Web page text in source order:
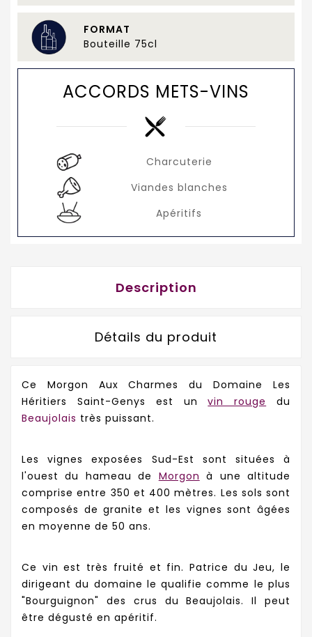
FORMAT
Bouteille 75cl
ACCORDS METS-VINS
Charcuterie
Viandes blanches
Apéritifs
Description
Détails du produit
Ce Morgon Aux Charmes du Domaine Les
Héritiers Saint-Genys est unvin rouge
du
Beaujolais très puissant.
Les vignes exposées Sud-Est sont situées à
l'ouest du hameau de Morgon à une altitude
comprise entre 350 et 400 mètres. Les sols sont
composés de granite et les vignes sont âgées
en moyenne de 50 ans.
Ce vin est très fruité et fin. Patrice du Jeu, le
dirigeant du domaine le qualifie comme le plus
"Bourguignon" des crus du Beaujolais. Il peut
être dégusté en apéritif.